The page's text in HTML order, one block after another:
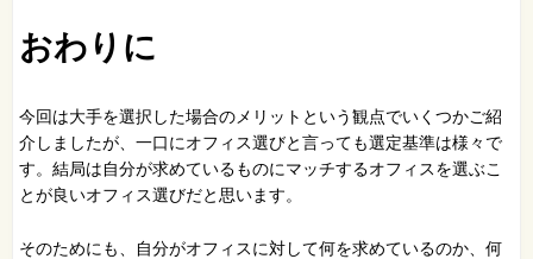
おわりに
今回は大手を選択した場合のメリットという観点でいくつかご紹
介しましたが、一口にオフィス選びと言っても選定基準は様々で
す。結局は自分が求めているものにマッチするオフィスを選ぶこ
とが良いオフィス選びだと思います。
そのためにも、自分がオフィスに対して何を求めているのか、何